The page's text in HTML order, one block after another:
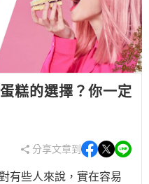
糕的選擇？你一定
分享文章到
有些人來說，實在容易